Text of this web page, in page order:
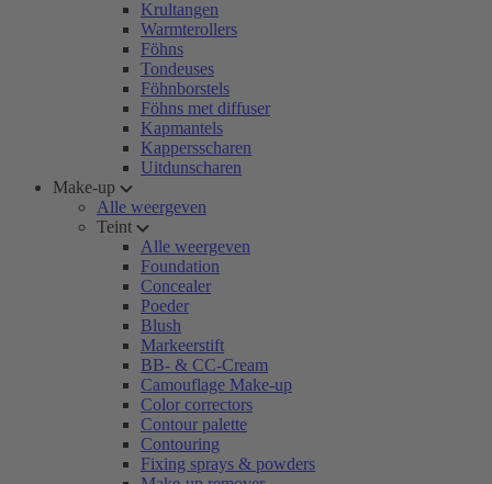
Krultangen
Warmterollers
Föhns
Tondeuses
Föhnborstels
Föhns met diffuser
Kapmantels
Kappersscharen
Uitdunscharen
Make-up
Alle weergeven
Teint
Alle weergeven
Foundation
Concealer
Poeder
Blush
Markeerstift
BB- & CC-Cream
Camouflage Make-up
Color correctors
Contour palette
Contouring
Fixing sprays & powders